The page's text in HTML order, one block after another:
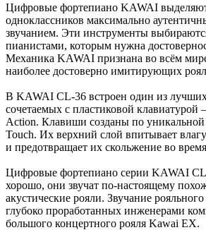
Цифровые фортепиано KAWAI
одноклассников максимально
звучанием. Эти инструменты
пианистами, которым нужна
Механика KAWAI признана во всём
наиболее достоверно имитирующих
В KAWAI CL-36 встроен один из
сочетаемых с пластиковой клавиатурой
Action. Клавиши созданы по
Touch. Их верхний слой впитывает
и предотвращает их скольжение во
Цифровые фортепиано серии KAWAI
хорошо, они звучат по-настоящему
акустические рояли. Звучание
глубоко проработанных инженерами
большого концертного рояля Kawai EX.